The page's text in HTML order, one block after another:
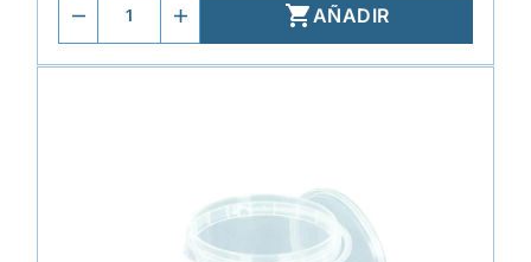
AÑADIR